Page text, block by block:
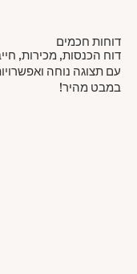
דוח הכנסות, מכירות,
עם תצוגה נוחה
במבט מהיר!
דוחות חכמים